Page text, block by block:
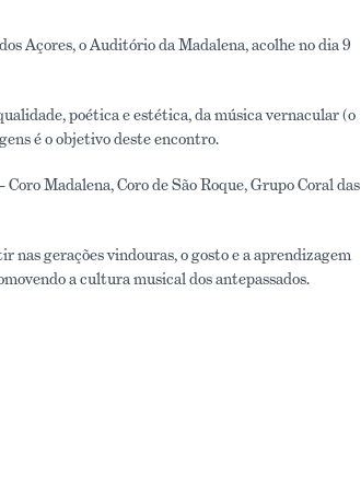
Açores, o Auditório da Madalena, acolhe no dia 9
poética e estética, da música vernacular (o
é o objetivo deste encontro.
Madalena, Coro de São Roque, Grupo Coral das
gerações vindouras, o gosto e a aprendizagem
a cultura musical dos antepassados.